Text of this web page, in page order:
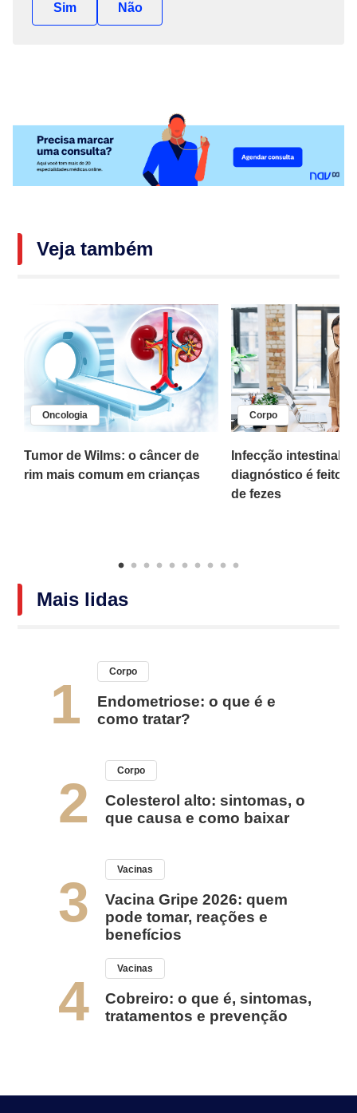
Sim Não
Veja também
Oncologia
Tumor de Wilms: o câncer de
rim mais comum em crianças
Corpo
Infecção intestinal
diagnóstico é feito
de fezes
Mais lidas
1
Corpo
Endometriose: o que é e
como tratar?
2
Corpo
Colesterol alto: sintomas, o
que causa e como baixar
3
Vacinas
Vacina Gripe 2026: quem
pode tomar, reações e
benefícios
4
Vacinas
Cobreiro: o que é, sintomas,
tratamentos e prevenção